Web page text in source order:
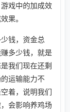
戏中的加成效
果。
钱，资金总
多少钱，就是
我们现在还剩
运输能力不
着，说明我们
会影响养鸡场